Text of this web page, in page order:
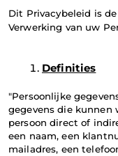
Dit Privacybeleid is
Verwerking van uw
Definities
"Persoonlijke
gegevens die
persoon direct of
een naam, een
mailadres, een